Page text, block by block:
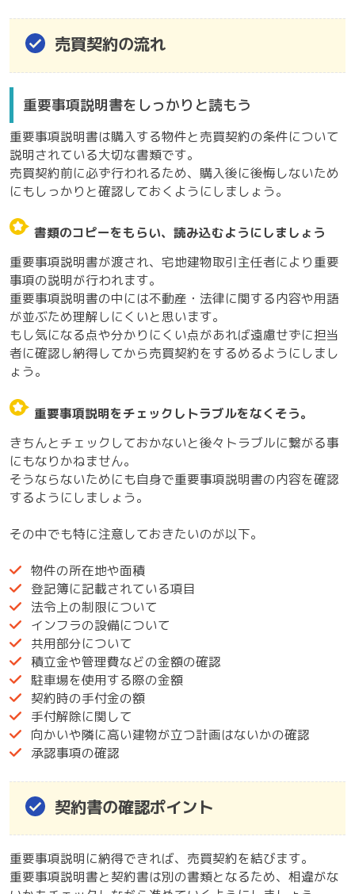
売買契約の流れ
重要事項説明書をしっかりと読もう
重要事項説明書は購入する物件と売買契約の条件について
説明されている大切な書類です。
売買契約前に必ず行われるため、購入後に後悔しないため
にもしっかりと確認しておくようにしましょう。
書類のコピーをもらい、読み込むようにしましょう
重要事項説明書が渡され、宅地建物取引主任者により重要
事項の説明が行われます。
重要事項説明書の中には不動産・法律に関する内容や用語
が並ぶため理解しにくいと思います。
もし気になる点や分かりにくい点があれば遠慮せずに担当
者に確認し納得してから売買契約をするめるようにしまし
ょう。
重要事項説明をチェックしトラブルをなくそう。
きちんとチェックしておかないと後々トラブルに繋がる事
にもなりかねません。
そうならないためにも自身で重要事項説明書の内容を確認
するようにしましょう。
その中でも特に注意しておきたいのが以下。
物件の所在地や面積
登記簿に記載されている項目
法令上の制限について
インフラの設備について
共用部分について
積立金や管理費などの金額の確認
駐車場を使用する際の金額
契約時の手付金の額
手付解除に関して
向かいや隣に高い建物が立つ計画はないかの確認
承認事項の確認
契約書の確認ポイント
重要事項説明に納得できれば、売買契約を結びます。
重要事項説明書と契約書は別の書類となるため、相違がな